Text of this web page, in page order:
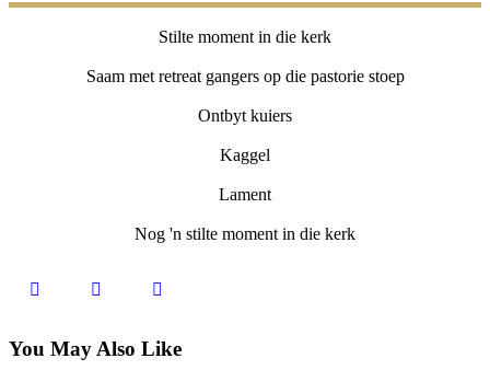
Stilte moment in die kerk
Saam met retreat gangers op die pastorie stoep
Ontbyt kuiers
Kaggel
Lament
Nog 'n stilte moment in die kerk
You May Also Like